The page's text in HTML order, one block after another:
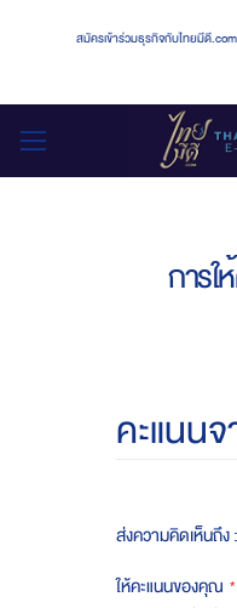
สมัครเข้าร่วมธุรกิจกับไทยมีดี.com
การใ
คะแนน
ส่งความคิดเห็นถึ
ให้คะแนนของคุณ